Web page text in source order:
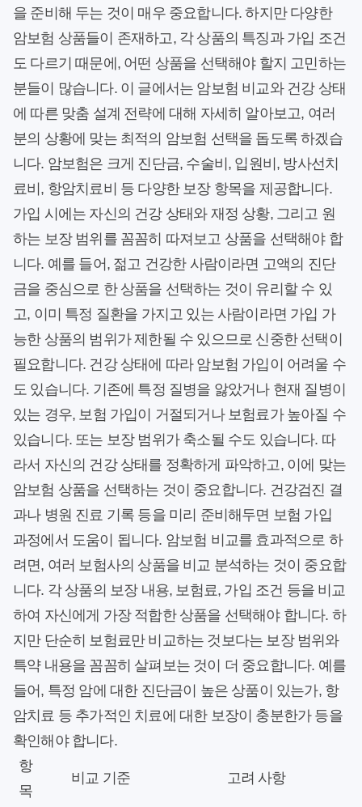
을 준비해 두는 것이 매우 중요합니다. 하지만 다양한
암보험 상품들이 존재하고, 각 상품의 특징과 가입 조건
도 다르기 때문에, 어떤 상품을 선택해야 할지 고민하는
분들이 많습니다. 이 글에서는 암보험 비교와 건강 상태
에 따른 맞춤 설계 전략에 대해 자세히 알아보고, 여러
분의 상황에 맞는 최적의 암보험 선택을 돕도록 하겠습
니다. 암보험은 크게 진단금, 수술비, 입원비, 방사선치
료비, 항암치료비 등 다양한 보장 항목을 제공합니다.
가입 시에는 자신의 건강 상태와 재정 상황, 그리고 원
하는 보장 범위를 꼼꼼히 따져보고 상품을 선택해야 합
니다. 예를 들어, 젊고 건강한 사람이라면 고액의 진단
금을 중심으로 한 상품을 선택하는 것이 유리할 수 있
고, 이미 특정 질환을 가지고 있는 사람이라면 가입 가
능한 상품의 범위가 제한될 수 있으므로 신중한 선택이
필요합니다. 건강 상태에 따라 암보험 가입이 어려울 수
도 있습니다. 기존에 특정 질병을 앓았거나 현재 질병이
있는 경우, 보험 가입이 거절되거나 보험료가 높아질 수
있습니다. 또는 보장 범위가 축소될 수도 있습니다. 따
라서 자신의 건강 상태를 정확하게 파악하고, 이에 맞는
암보험 상품을 선택하는 것이 중요합니다. 건강검진 결
과나 병원 진료 기록 등을 미리 준비해두면 보험 가입
과정에서 도움이 됩니다. 암보험 비교를 효과적으로 하
려면, 여러 보험사의 상품을 비교 분석하는 것이 중요합
니다. 각 상품의 보장 내용, 보험료, 가입 조건 등을 비교
하여 자신에게 가장 적합한 상품을 선택해야 합니다. 하
지만 단순히 보험료만 비교하는 것보다는 보장 범위와
특약 내용을 꼼꼼히 살펴보는 것이 더 중요합니다. 예를
들어, 특정 암에 대한 진단금이 높은 상품이 있는가, 항
암치료 등 추가적인 치료에 대한 보장이 충분한가 등을
확인해야 합니다.
항
목
비교 기준 고려 사항